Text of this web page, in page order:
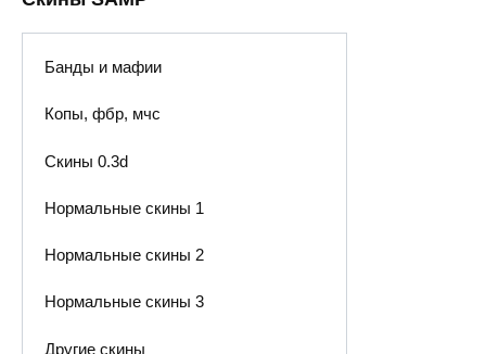
Банды и мафии
Копы, фбр, мчс
Скины 0.3d
Нормальные скины 1
Нормальные скины 2
Нормальные скины 3
Другие скины